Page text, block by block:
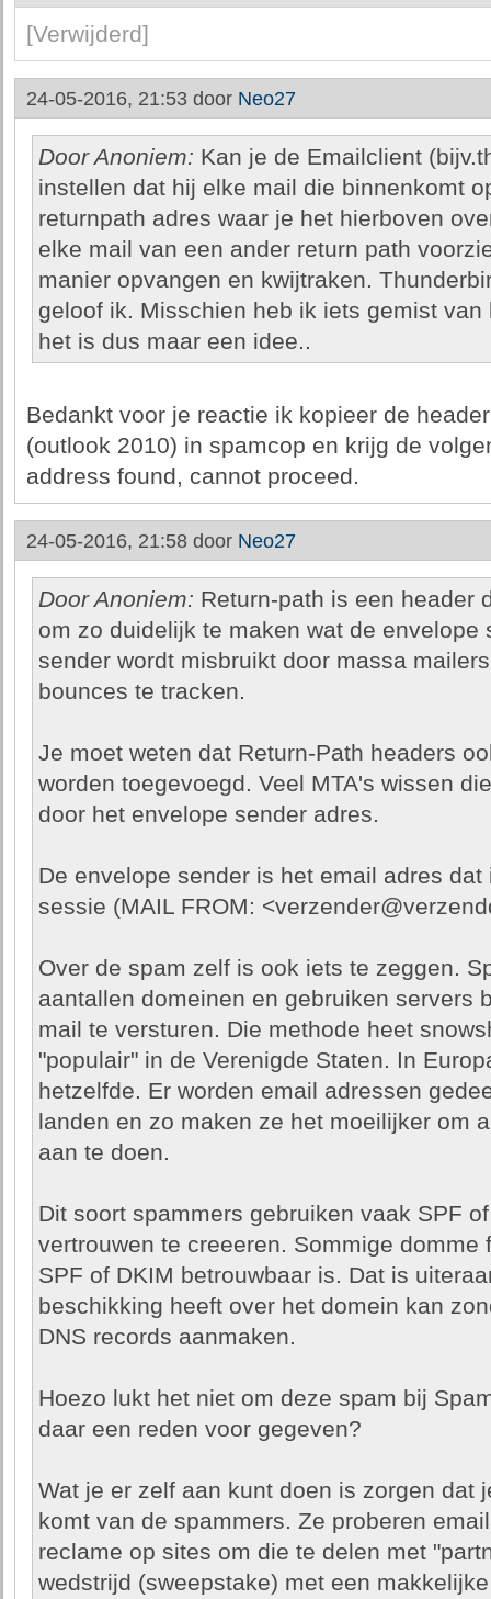
[Verwijderd]
24-05-2016, 21:53 door Neo27
Door Anoniem: Kan je de Emailclient
instellen dat hij elke mail die binnenkomt
returnpath adres waar je het hierboven
elke mail van een ander return path
manier opvangen en kwijtraken.
geloof ik. Misschien heb ik iets gemist
het is dus maar een idee..
Bedankt voor je reactie ik kopieer de
(outlook 2010) in spamcop en krijg de
address found, cannot proceed.
24-05-2016, 21:58 door Neo27
Door Anoniem: Return-path is een header
om zo duidelijk te maken wat de envelope
sender wordt misbruikt door massa
bounces te tracken.
Je moet weten dat Return-Path headers
worden toegevoegd. Veel MTA's wissen
door het envelope sender adres.
De envelope sender is het email adres
sessie (MAIL FROM:
Over de spam zelf is ook iets te zeggen.
aantallen domeinen en gebruiken servers
mail te versturen. Die methode heet
"populair" in de Verenigde Staten. In
hetzelfde. Er worden email adressen
landen en zo maken ze het moeilijker om
aan te doen.
Dit soort spammers gebruiken vaak SPF
vertrouwen te creeeren. Sommige
SPF of DKIM betrouwbaar is. Dat is
beschikking heeft over het domein kan
DNS records aanmaken.
Hoezo lukt het niet om deze spam bij
daar een reden voor gegeven?
Wat je er zelf aan kunt doen is zorgen dat
komt van de spammers. Ze proberen
reclame op sites om die te delen met
wedstrijd (sweepstake) met een